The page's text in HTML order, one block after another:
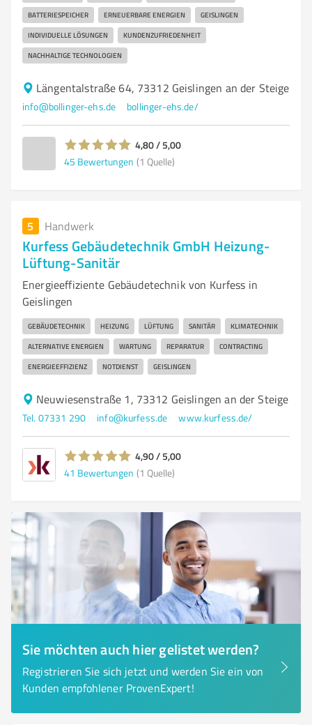
BATTERIESPEICHER ERNEUERBARE ENERGIEN GEISLINGEN
INDIVIDUELLE LÖSUNGEN KUNDENZUFRIEDENHEIT
NACHHALTIGE TECHNOLOGIEN
Längentalstraße 64, 73312 Geislingen an der Steige
info@bollinger-ehs.de bollinger-ehs.de/
4,80 / 5,00
45 Bewertungen (1 Quelle)
5 Handwerk
Kurfess Gebäudetechnik GmbH Heizung-
Lüftung-Sanitär
Energieeffiziente Gebäudetechnik von Kurfess in
Geislingen
GEBÄUDETECHNIK HEIZUNG LÜFTUNG SANITÄR KLIMATECHNIK
ALTERNATIVE ENERGIEN WARTUNG REPARATUR CONTRACTING
ENERGIEEFFIZIENZ NOTDIENST GEISLINGEN
Neuwiesenstraße 1, 73312 Geislingen an der Steige
Tel. 07331 290 info@kurfess.de www.kurfess.de/
4,90 / 5,00
41 Bewertungen (1 Quelle)
Sie möchten auch hier gelistet werden?
Registrieren Sie sich jetzt und werden Sie ein von
Kunden empfohlener ProvenExpert!